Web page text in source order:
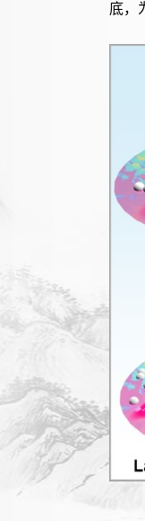
底，